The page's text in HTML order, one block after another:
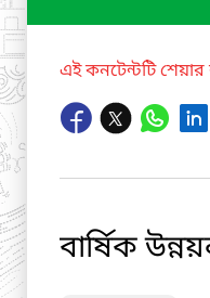
এই কনটেন্টটি
বার্ষিক